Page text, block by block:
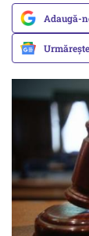
Adaugă-